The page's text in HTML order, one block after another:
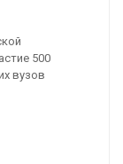
500
вузов